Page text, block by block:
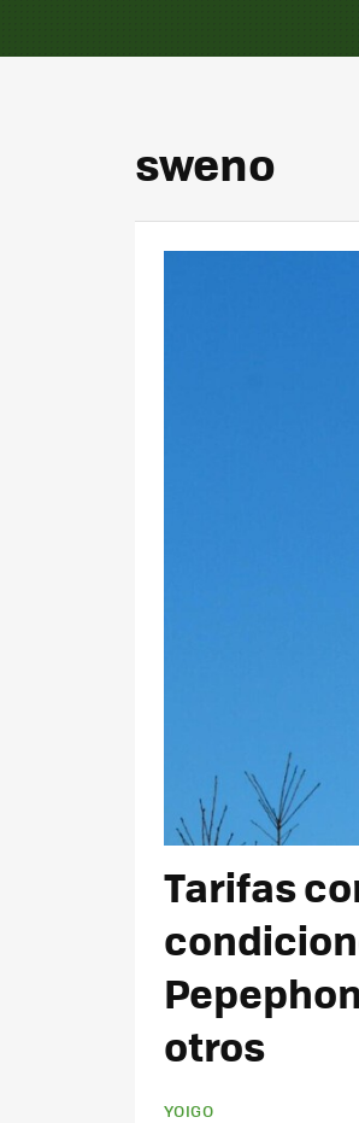
sweno
Tarifas
otros
YOIGO